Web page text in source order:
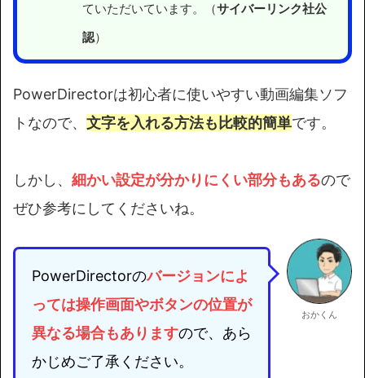
ていただいています。（サイバーリンク社公
認）
PowerDirectorは初心者に使いやすい動画編集ソフ
トなので、 文字を入れる方法も比較的簡単です。
しかし、 細かい設定が分かりにくい部分もあるので
ぜひ参考にしてくださいね。
PowerDirectorのバージョンによ
っては操作画面やボタンの位置が
異なる場合もありますので、あら
かじめご了承ください。
おかくん